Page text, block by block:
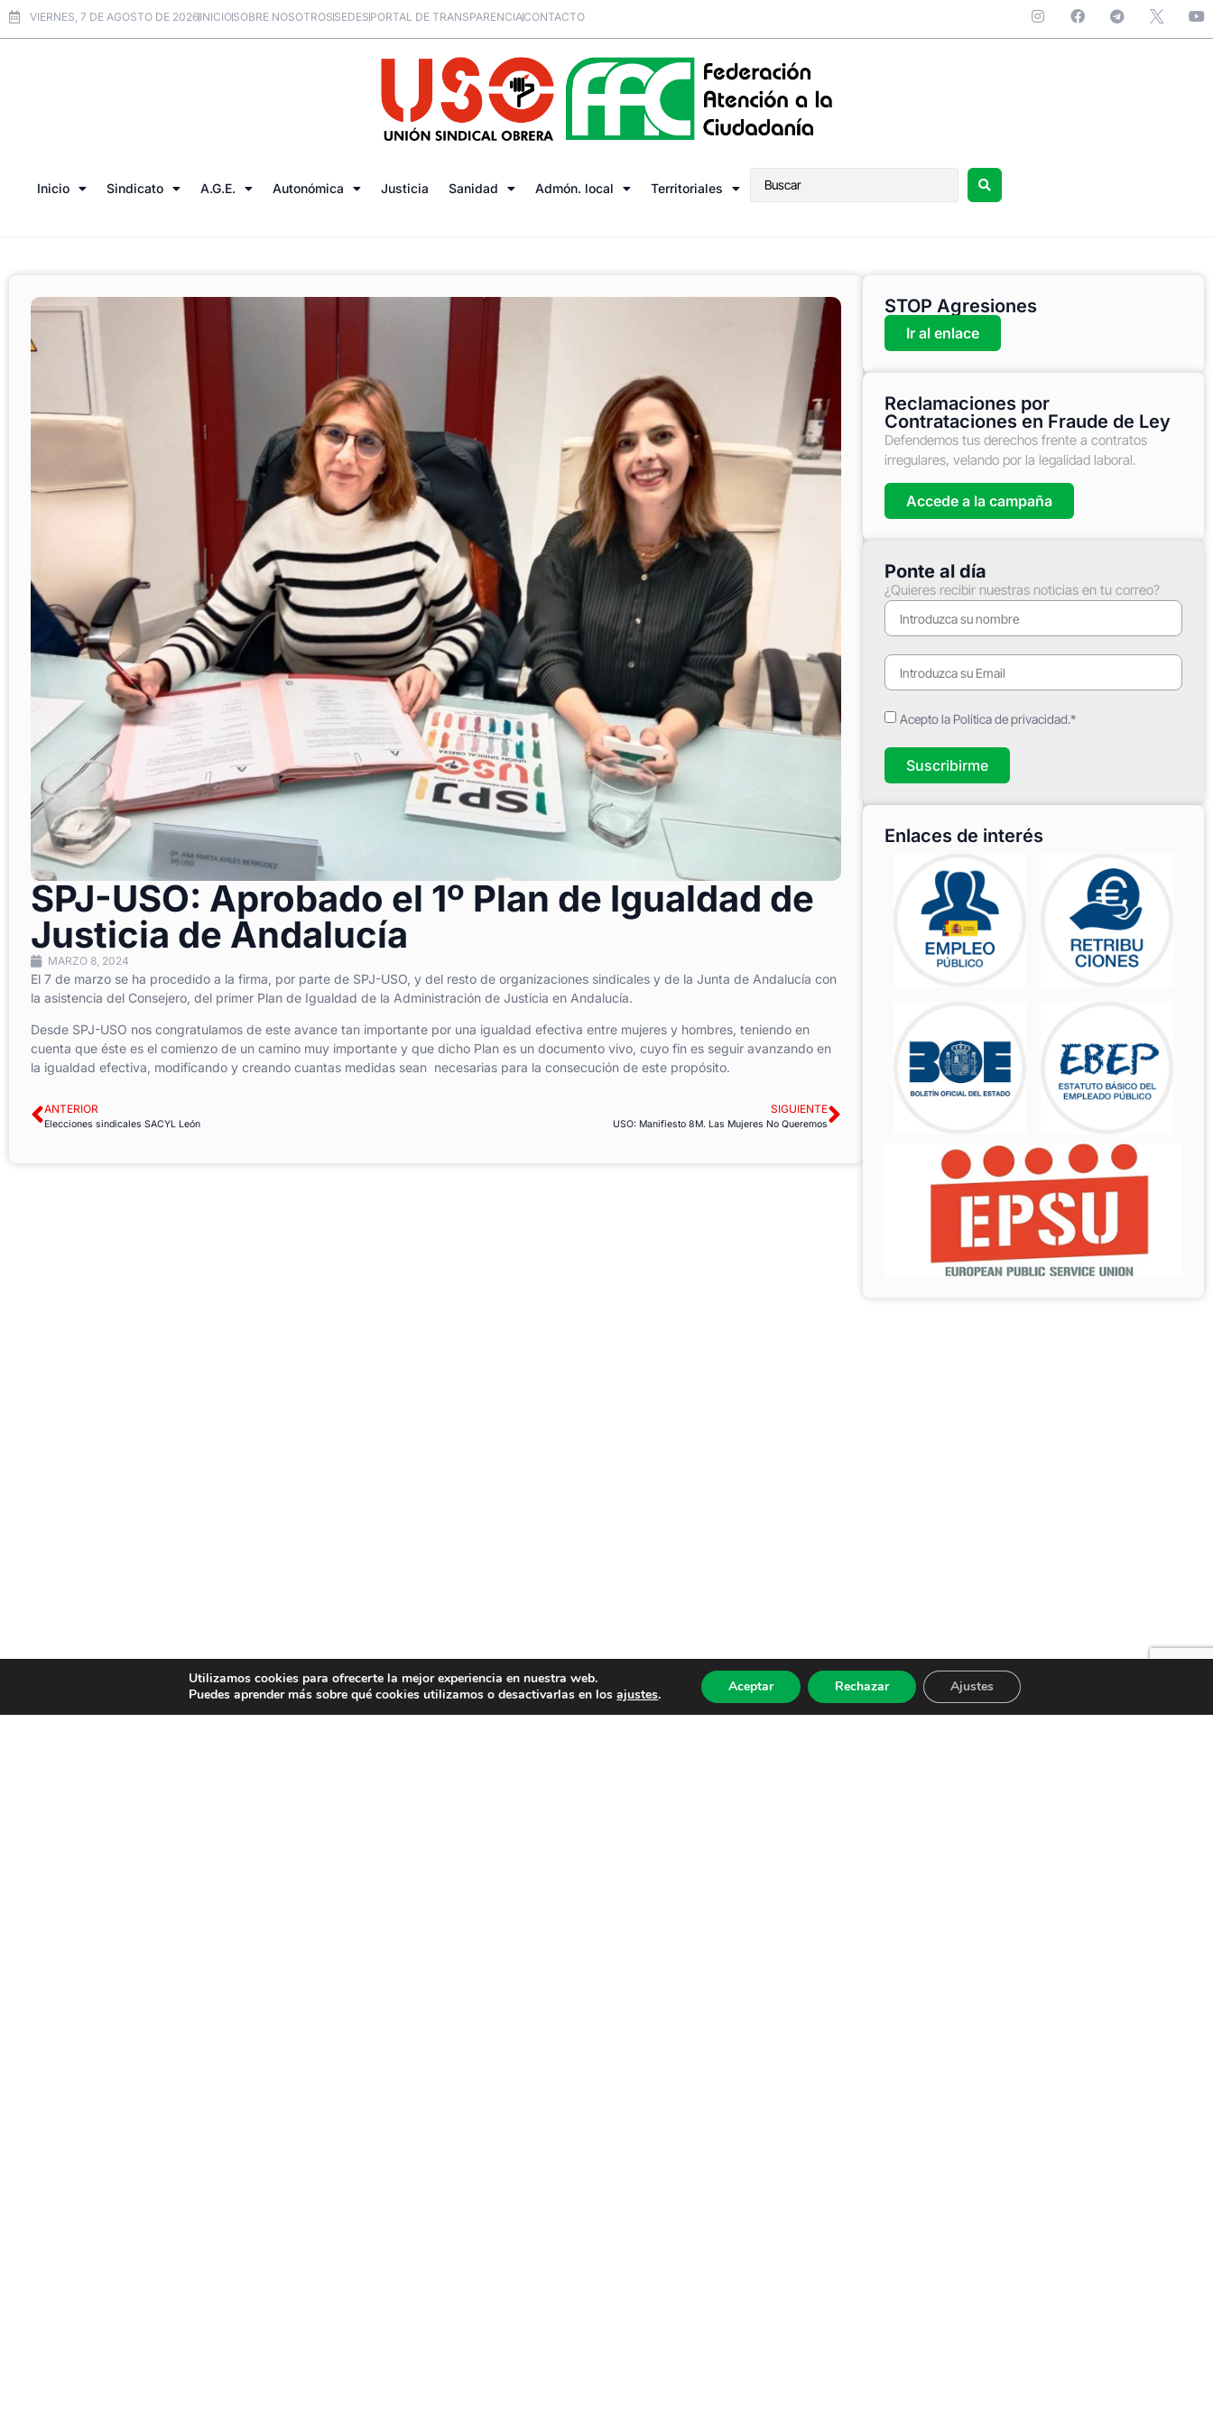
VIERNES, 7 DE AGOSTO DE 2026INICIOSOBRE NOSOTROSSEDESPORTAL DE TRANSPARENCIACONTACTO
Inicio Sindicato A.G.E. Autonómica Justicia Sanidad Admón. local Territoriales
SPJ-USO: Aprobado el 1º Plan de Igualdad de
Justicia de Andalucía
MARZO 8, 2024
El 7 de marzo se ha procedido a la firma, por parte de SPJ-USO, y del resto de organizaciones sindicales y de la Junta de Andalucía con
la asistencia del Consejero, del primer Plan de Igualdad de la Administración de Justicia en Andalucía.
Desde SPJ-USO nos congratulamos de este avance tan importante por una igualdad efectiva entre mujeres y hombres, teniendo en
cuenta que éste es el comienzo de un camino muy importante y que dicho Plan es un documento vivo, cuyo fin es seguir avanzando en
la igualdad efectiva, modificando y creando cuantas medidas sean necesarias para la consecución de este propósito.
ANTERIOR
Elecciones sindicales SACYL León
SIGUIENTE
USO: Manifiesto 8M. Las Mujeres No Queremos
STOP Agresiones
Ir al enlace
Reclamaciones por
Contrataciones en Fraude de Ley
Defendemos tus derechos frente a contratos
irregulares, velando por la legalidad laboral.
Accede a la campaña
Ponte al día
¿Quieres recibir nuestras noticias en tu correo?
Acepto la Política de privacidad.*
Suscribirme
Enlaces de interés
Utilizamos cookies para ofrecerte la mejor experiencia en nuestra web.
Puedes aprender más sobre qué cookies utilizamos o desactivarlas en losajustes. Aceptar Rechazar Ajustes